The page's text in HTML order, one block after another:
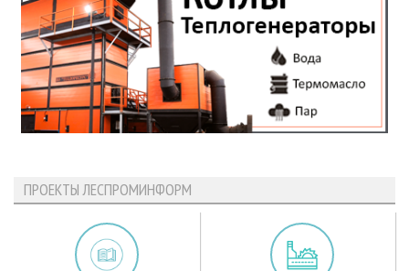
ПРОЕКТЫ ЛЕСПРОМИНФОРМ